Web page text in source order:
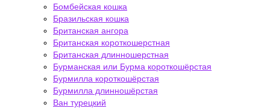
Бомбейская кошка
Бразильская кошка
Британская ангора
Британская короткошерстная
Британская длинношерстная
Бурманская или Бурма короткошёрстая
Бурмилла короткошёрстая
Бурмилла длинношёрстая
Ван турецкий